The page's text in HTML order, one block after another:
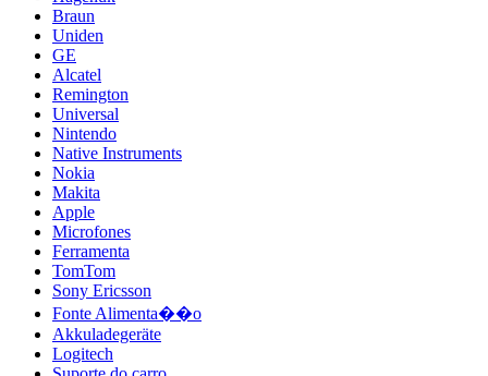
Braun
Uniden
GE
Alcatel
Remington
Universal
Nintendo
Native Instruments
Nokia
Makita
Apple
Microfones
Ferramenta
TomTom
Sony Ericsson
Fonte Alimenta��o
Akkuladegeräte
Logitech